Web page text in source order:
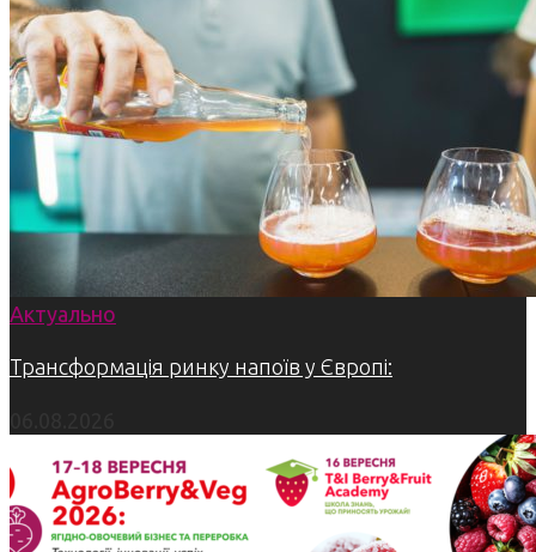
Актуально
Трансформація ринку напоїв у Європі: